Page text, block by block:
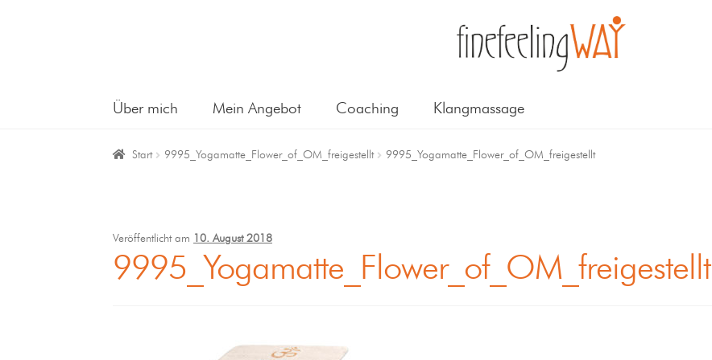
Über mich Mein Angebot Coaching Klangmassage
Start 9995_Yogamatte_Flower_of_OM_freigestellt 9995_Yogamatte_Flower_of_OM_freigestellt
Veröffentlicht am 10. August 2018
9995_Yogamatte_Flower_of_OM_freigestellt